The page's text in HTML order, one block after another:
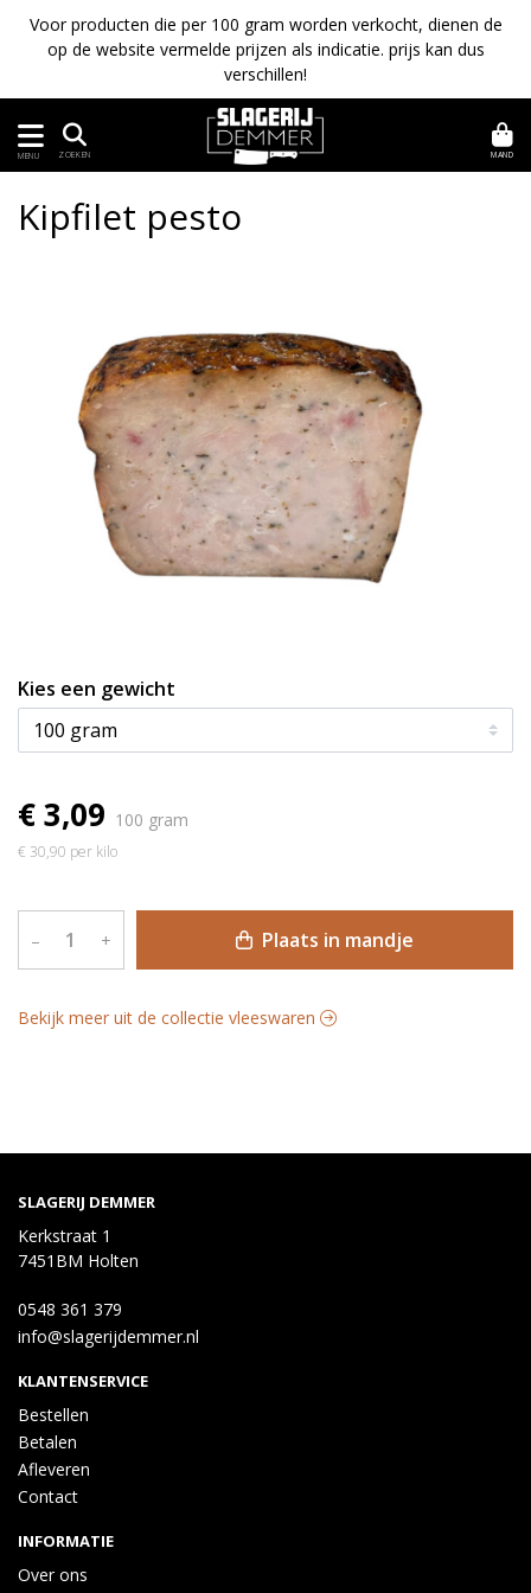
Voor producten die per 100 gram worden verkocht, dienen de
op de website vermelde prijzen als indicatie. prijs kan dus
verschillen!
MENU ZOEKEN MAND
Kipfilet pesto
Kies een gewicht
€ 3,09 100 gram
€ 30,90 per kilo
– + Plaats in mandje
Bekijk meer uit de collectie vleeswaren
SLAGERIJ DEMMER
Kerkstraat 1
7451BM Holten
0548 361 379
info@slagerijdemmer.nl
KLANTENSERVICE
Bestellen
Betalen
Afleveren
Contact
INFORMATIE
Over ons